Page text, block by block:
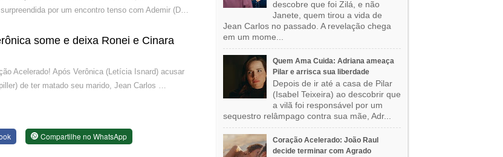
por um encontro tenso com Ademir (D…
some e deixa Ronei e Cinara
Acelerado! Após Verônica (Letícia Isnard) acusar
de ter matado seu marido, Jean Carlos …
Compartilhe no WhatsApp
descobre que foi Zilá, e não
Janete, quem tirou a vida de
Jean Carlos no passado. A revelação chega
em um mome...
Quem Ama Cuida: Adriana ameaça
Pilar e arrisca sua liberdade
Depois de ir até a casa de Pilar
(Isabel Teixeira) ao descobrir que
a vilã foi responsável por um
sequestro relâmpago contra sua mãe, Adr...
Coração Acelerado: João Raul
decide terminar com Agrado